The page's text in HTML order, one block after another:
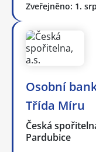
Zveřejněno: 1.
Osobní
Třída Míru
Česká
Pardubice